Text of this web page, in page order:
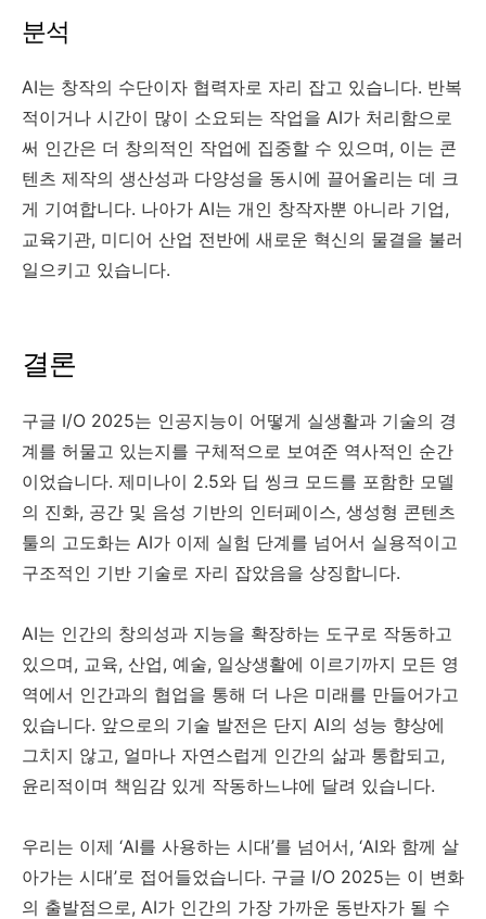
분석
AI는 창작의 수단이자 협력자로 자리 잡고 있습니다. 반복
적이거나 시간이 많이 소요되는 작업을 AI가 처리함으로
써 인간은 더 창의적인 작업에 집중할 수 있으며, 이는 콘
텐츠 제작의 생산성과 다양성을 동시에 끌어올리는 데 크
게 기여합니다. 나아가 AI는 개인 창작자뿐 아니라 기업,
교육기관, 미디어 산업 전반에 새로운 혁신의 물결을 불러
일으키고 있습니다.
결론
구글 I/O 2025는 인공지능이 어떻게 실생활과 기술의 경
계를 허물고 있는지를 구체적으로 보여준 역사적인 순간
이었습니다. 제미나이 2.5와 딥 씽크 모드를 포함한 모델
의 진화, 공간 및 음성 기반의 인터페이스, 생성형 콘텐츠
툴의 고도화는 AI가 이제 실험 단계를 넘어서 실용적이고
구조적인 기반 기술로 자리 잡았음을 상징합니다.
AI는 인간의 창의성과 지능을 확장하는 도구로 작동하고
있으며, 교육, 산업, 예술, 일상생활에 이르기까지 모든 영
역에서 인간과의 협업을 통해 더 나은 미래를 만들어가고
있습니다. 앞으로의 기술 발전은 단지 AI의 성능 향상에
그치지 않고, 얼마나 자연스럽게 인간의 삶과 통합되고,
윤리적이며 책임감 있게 작동하느냐에 달려 있습니다.
우리는 이제 ‘AI를 사용하는 시대’를 넘어서, ‘AI와 함께 살
아가는 시대’로 접어들었습니다. 구글 I/O 2025는 이 변화
의 출발점으로, AI가 인간의 가장 가까운 동반자가 될 수